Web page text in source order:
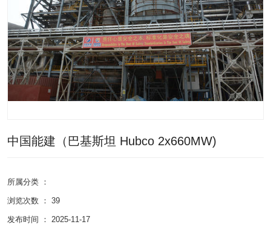
中国能建（巴基斯坦 Hubco 2x660MW)
所属分类 ：
浏览次数 ： 39
发布时间 ： 2025-11-17